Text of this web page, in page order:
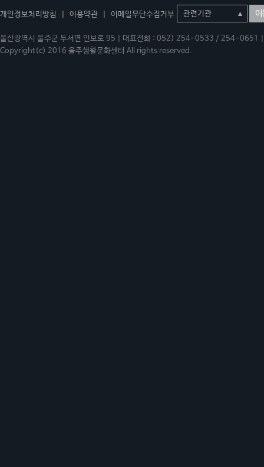
개인정보처리방침 이용약관 이메일무단수집거부 이
울산광역시 울주군 두서면 인보로 95 | 대표전화 : 052) 254-0533 / 254-
Copyright(c) 2016 울주생활문화센터 All rights reserved.